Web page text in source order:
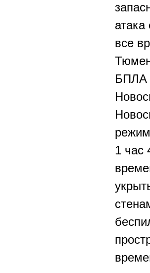
все
БПЛА
1 час